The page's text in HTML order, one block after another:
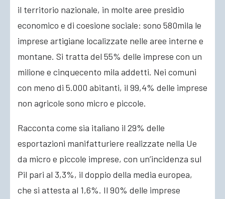
il territorio nazionale, in molte aree presidio
economico e di coesione sociale: sono 580mila le
imprese artigiane localizzate nelle aree interne e
montane. Si tratta del 55% delle imprese con un
milione e cinquecento mila addetti. Nei comuni
con meno di 5.000 abitanti, il 99,4% delle imprese
non agricole sono micro e piccole.
Racconta come sia italiano il 29% delle
esportazioni manifatturiere realizzate nella Ue
da micro e piccole imprese, con un’incidenza sul
Pil pari al 3,3%, il doppio della media europea,
che si attesta al 1,6%. Il 90% delle imprese